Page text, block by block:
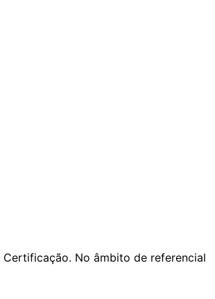
Certificação. No âmbito de referencial